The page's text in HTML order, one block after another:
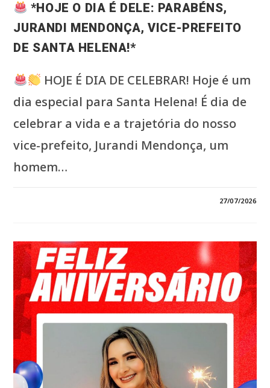
*HOJE O DIA É DELE: PARABÉNS,
JURANDI MENDONÇA, VICE-PREFEITO
DE SANTA HELENA!*
HOJE É DIA DE CELEBRAR! Hoje é um
dia especial para Santa Helena! É dia de
celebrar a vida e a trajetória do nosso
vice-prefeito, Jurandi Mendonça, um
homem…
É
DELE:
PARABÉNS,
MENDONÇA,
VICE-
PREFEITO
DE
SANTA
HELENA!*
27/07/2026